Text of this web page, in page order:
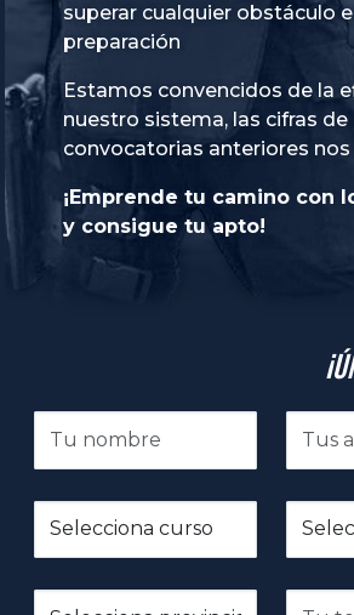
superar cualquier obstáculo
preparación
Estamos convencidos de la
nuestro sistema, las cifras
convocatorias anteriores nos
¡Emprende tu camino con
y consigue tu apto!